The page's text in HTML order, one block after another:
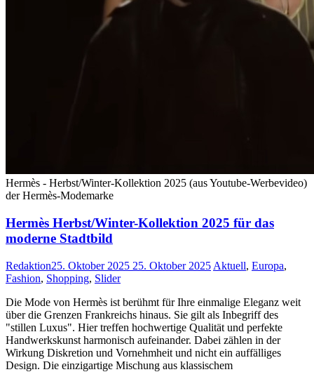
Hermès - Herbst/Winter-Kollektion 2025 (aus Youtube-Werbevideo)
der Hermès-Modemarke
Hermès Herbst/Winter-Kollektion 2025 für das
moderne Stadtbild
Redaktion25. Oktober 2025 25. Oktober 2025 Aktuell, Europa,
Fashion, Shopping, Slider
Die Mode von Hermès ist berühmt für Ihre einmalige Eleganz weit
über die Grenzen Frankreichs hinaus. Sie gilt als Inbegriff des
"stillen Luxus". Hier treffen hochwertige Qualität und perfekte
Handwerkskunst harmonisch aufeinander. Dabei zählen in der
Wirkung Diskretion und Vornehmheit und nicht ein auffälliges
Design. Die einzigartige Mischung aus klassischem